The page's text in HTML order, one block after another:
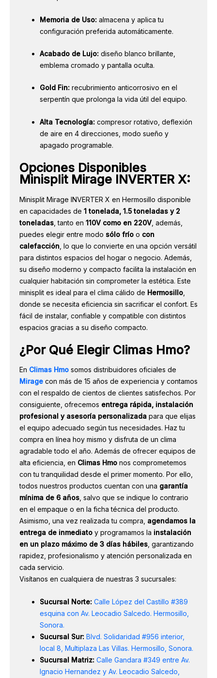
Memoria de Uso: almacena y aplica tu
configuración preferida automáticamente.
Acabado de Lujo: diseño blanco brillante,
emblema cromado y pantalla oculta.
Gold Fin: recubrimiento anticorrosivo en el
serpentín que prolonga la vida útil del equipo.
Alta Tecnología: compresor rotativo, deflexión
de aire en 4 direcciones, modo sueño y
apagado programable.
Opciones Disponibles
Minisplit Mirage INVERTER X:
Minisplit Mirage INVERTER X en Hermosillo disponible
en capacidades de 1 tonelada, 1.5 toneladas y 2
toneladas , tanto en 110V como en 220V , además,
puedes elegir entre modo sólo frío o con
calefacción , lo que lo convierte en una opción versátil
para distintos espacios del hogar o negocio. Además,
su diseño moderno y compacto facilita la instalación en
cualquier habitación sin comprometer la estética. Este
minisplit es ideal para el clima cálido de Hermosillo
donde se necesita eficiencia sin sacrificar el confort. Es
fácil de instalar, confiable y compatible con distintos
espacios gracias a su diseño compacto.
¿Por Qué Elegir Climas Hmo?
En Climas Hmo somos distribuidores oficiales de
Mirage con más de 15 años de experiencia y contamos
con el respaldo de cientos de clientes satisfechos. Por
consiguiente, ofrecemos entrega rápida, instalación
profesional y asesoría personalizada para que elijas
el equipo adecuado según tus necesidades. Haz tu
compra en línea hoy mismo y disfruta de un clima
agradable todo el año. Además de ofrecer equipos de
alta eficiencia, en Climas Hmo nos comprometemos
con tu tranquilidad desde el primer momento. Por ello,
todos nuestros productos cuentan con una garantía
mínima de 6 años, salvo que se indique lo contrario
en el empaque o en la ficha técnica del producto.
Asimismo, una vez realizada tu compra, agendamos la
entrega de inmediato y programamos la instalación
en un plazo máximo de 3 días hábiles, garantizando
rapidez, profesionalismo y atención personalizada en
cada servicio.
Visítanos en cualquiera de nuestras 3 sucursales:
Sucursal Norte: Calle López del Castillo #389
esquina con Av. Leocadio Salcedo. Hermosillo,
Sonora.
Sucursal Sur: Blvd. Solidaridad #956 interior,
local 8, Multiplaza Las Villas. Hermosillo, Sonora.
Sucursal Matriz: Calle Gandara #349 entre Av.
Ignacio Hernandez y Av. Leocadio Salcedo,